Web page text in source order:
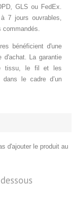
GLS ou FedEx.
7 jours ouvrables,
commandés.
bénéficient d'une
d'achat. La garantie
tissu, le fil et les
le cadre d’un
d'ajouter le produit au